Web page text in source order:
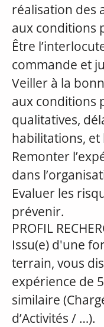
réalisation des
aux conditions
Être
commande et
Veiller à la
aux conditions
qualitatives,
habilitations, et
Remonter
dans
Evaluer les
prévenir.
PROFIL
Issu(e) d'une
terrain, vous
expérience de
similaire
d’Activités / …).